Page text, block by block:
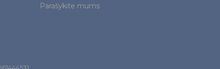
Parašykite mums